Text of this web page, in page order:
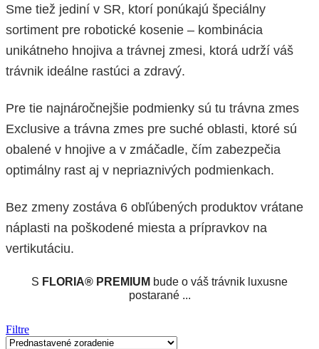
Sme tiež jediní v SR, ktorí ponúkajú špeciálny
sortiment pre robotické kosenie – kombinácia
unikátneho hnojiva a trávnej zmesi, ktorá udrží váš
trávnik ideálne rastúci a zdravý.
Pre tie najnáročnejšie podmienky sú tu trávna zmes
Exclusive a trávna zmes pre suché oblasti, ktoré sú
obalené v hnojive a v zmáčadle, čím zabezpečia
optimálny rast aj v nepriaznivých podmienkach.
Bez zmeny zostáva 6 obľúbených produktov vrátane
náplasti na poškodené miesta a prípravkov na
vertikutáciu.
S FLORIA® PREMIUM bude o váš trávnik luxusne
postarané ...
Filtre